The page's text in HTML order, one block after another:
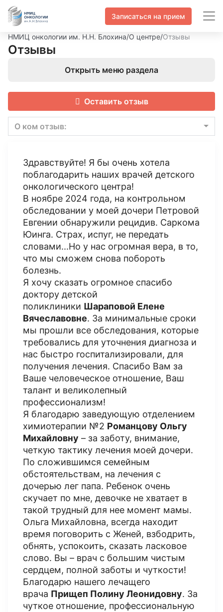
Записаться на прием
НМИЦ онкологии им. Н.Н. Блохина/О центре/Отзывы
Отзывы
Открыть меню раздела
Оставить отзыв
О ком отзыв:
Здравствуйте! Я бы очень хотела
поблагодарить наших врачей детского
онкологического центра!
В ноябре 2024 года, на контрольном
обследовании у моей дочери Петровой
Евгении обнаружили рецидив. Саркома
Юинга. Страх, испуг, не передать
словами...Но у нас огромная вера, в то,
что мы сможем снова побороть
болезнь.
Я хочу сказать огромное спасибо
доктору детской
поликлиники Шараповой Елене
Вячеславовне. За минимальные сроки
мы прошли все обследования, которые
требовались для уточнения диагноза и
нас быстро госпитализировали, для
получения лечения. Спасибо Вам за
Ваше человеческое отношение, Ваш
талант и великолепный
профессионализм!
Я благодарю заведующую отделением
химиотерапии №2 Романцову Ольгу
Михайловну – за заботу, внимание,
четкую тактику лечения моей дочери.
По сложившимся семейным
обстоятельствам, на лечения с
дочерью лег папа. Ребенок очень
скучает по мне, девочке не хватает в
такой трудный для нее момент мамы.
Ольга Михайловна, всегда находит
время поговорить с Женей, взбодрить,
обнять, успокоить, сказать ласковое
слово. Вы – врач с большим чистым
сердцем, полной заботы и чуткости!
Благодарю нашего лечащего
врача Прищеп Полину Леонидовну. За
чуткое отношение, профессиональную